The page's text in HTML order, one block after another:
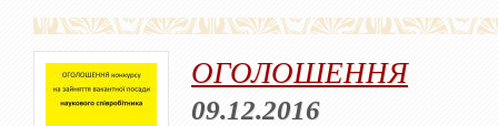
ОГОЛОШЕННЯ
09.12.2016